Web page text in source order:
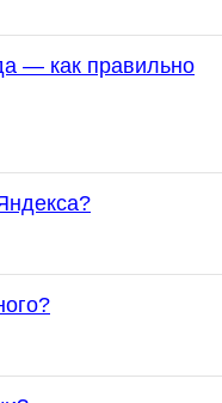
— как правильно